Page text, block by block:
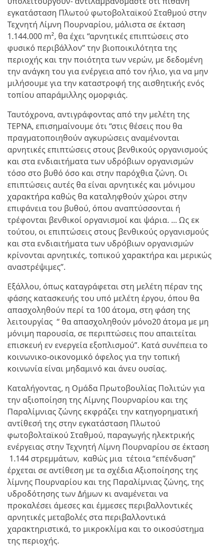
εγκατάσταση Πλωτού φωτοβολταϊκού Σταθμού στην
Τεχνητή Λίμνη Πουρναρίου, μάλιστα σε έκταση
1.144.000 m², θα έχει “αρνητικές επιπτώσεις στο
φυσικό περιβάλλον” την βιοποικιλότητα της
περιοχής και την ποιότητα των νερών, με δεδομένη
την ανάγκη του για ενέργεια από τον ήλιο, για να μην
μιλήσουμε για την καταστροφή της αισθητικής ενός
τοπίου απαράμιλλης ομορφιάς.
Ταυτόχρονα, αντιγράφοντας από την μελέτη της
ΤΕΡΝΑ, επισημαίνουμε ότι “στις θέσεις που θα
πραγματοποιηθούν αγκυρώσεις αναμένονται
αρνητικές επιπτώσεις στους βενθικούς οργανισμούς
και στα ενδιαιτήματα των υδρόβιων οργανισμών
τόσο στο βυθό όσο και στην παρόχθια ζώνη. Οι
επιπτώσεις αυτές θα είναι αρνητικές και μόνιμου
χαρακτήρα καθώς θα καταληφθούν χώροι στην
επιφάνεια του βυθού, όπου αναπτύσσονται ή
τρέφονται βενθικοί οργανισμοί και ψάρια. ... Ως εκ
τούτου, οι επιπτώσεις στους βενθικούς οργανισμούς
και στα ενδιαιτήματα των υδρόβιων οργανισμών
κρίνονται αρνητικές, τοπικού χαρακτήρα και μερικώς
αναστρέψιμες”.
Εξάλλου, όπως καταγράφεται στη μελέτη πέραν της
φάσης κατασκευής του υπό μελέτη έργου, όπου θα
απασχοληθούν περί τα 100 άτομα, στη φάση της
λειτουργίας “ θα απασχοληθούν μόνο20 άτομα με μη
μόνιμη παρουσία, σε περιπτώσεις που απαιτείται
επισκευή εν ενεργεία εξοπλισμού”. Κατά συνέπεια το
κοινωνικο-οικονομικό όφελος για την τοπική
κοινωνία είναι μηδαμινό και άνευ ουσίας.
Καταλήγοντας, η Ομάδα Πρωτοβουλίας Πολιτών για
την αξιοποίηση της Λίμνης Πουρναρίου και της
Παραλίμνιας ζώνης εκφράζει την κατηγορηματική
αντίθεσή της στην εγκατάσταση Πλωτού
φωτοβολταϊκού Σταθμού, παραγωγής ηλεκτρικής
ενέργειας στην Τεχνητή Λίμνη Πουρναρίου σε έκταση
1.144 στρεμμάτων, καθώς μια τέτοια “επένδυση”
έρχεται σε αντίθεση με τα σχέδια Αξιοποίησης της
λίμνης Πουρναρίου και της Παραλίμνιας ζώνης, της
υδροδότησης των Δήμων κι αναμένεται να
προκαλέσει άμεσες και έμμεσες περιβαλλοντικές
αρνητικές μεταβολές στα περιβαλλοντικά
χαρακτηριστικά, το μικροκλίμα και το οικοσύστημα
της περιοχής.